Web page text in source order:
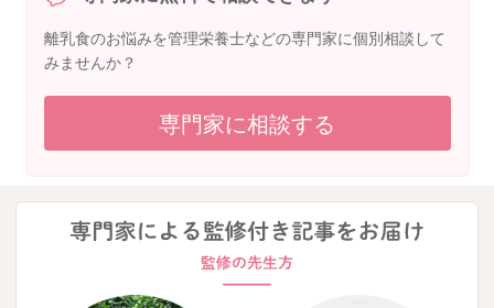
離乳食のお悩みを管理栄養士などの専門家に個別相談して
みませんか？
専門家に相談する